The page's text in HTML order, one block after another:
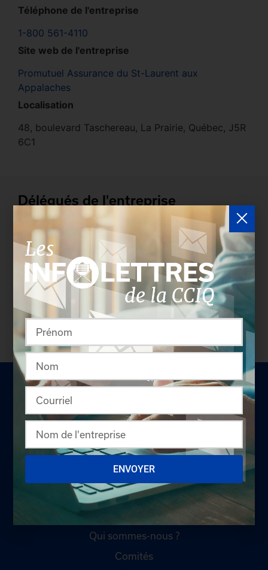
Téléphone de l'entreprise
1-800 561-4110
Site web de l'entreprise
Promutuel Assurance du St-Laurent aux
Appalaches
Localisation
48, boulevard Taschereau, La Prairie, Québec, J5R
6C1
Délégués de l'entreprise
Les entreprises membres peuvent bénéficier d’une
version plus détaillée du répertoire via leur espace
sécurisé.Connectez-vousafin de consulter le
profil complet des entreprises incluant les
coordonnées des délégués inscrits. Vous n'êtes
pas membre? N'attendez plus et
devenez membre!
LA CHAMBRE
Offres d'emploi
Qui sommes-nous ?
Comités
ENVOYER